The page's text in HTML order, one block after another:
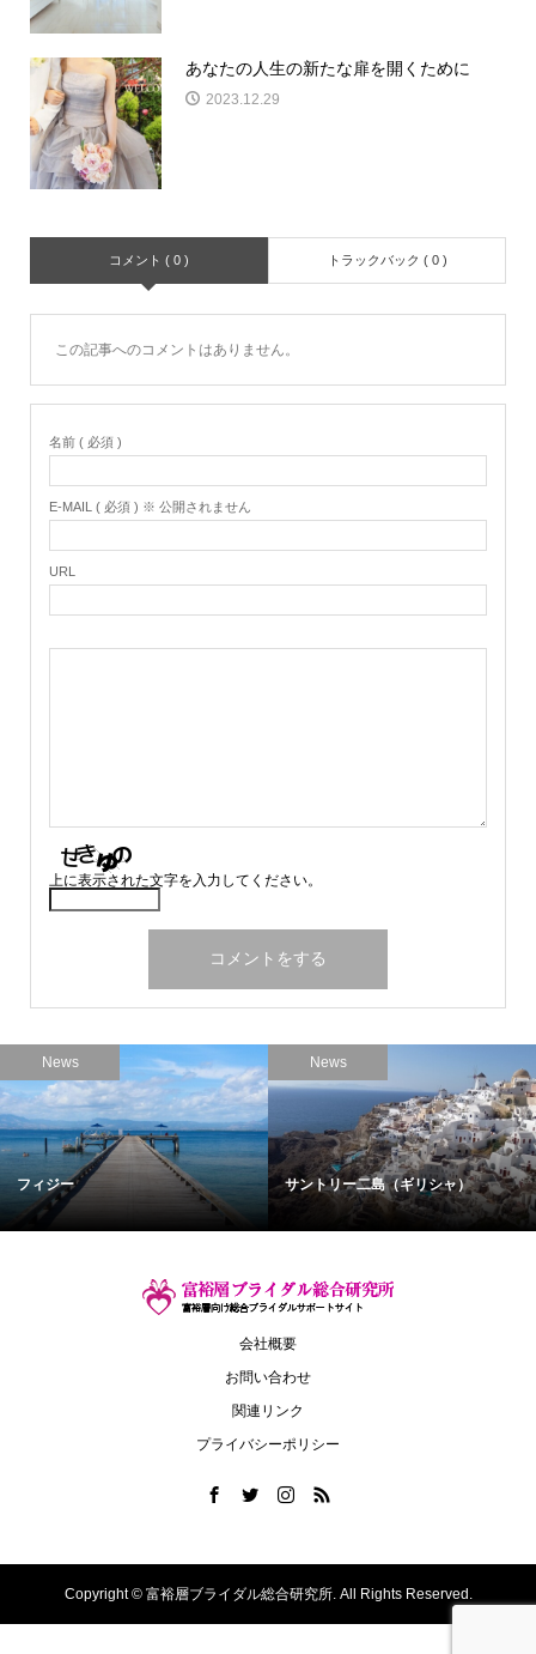
あなたの人生の新たな扉を開くために
2023.12.29
コメント ( 0 ) トラックバック ( 0 )
この記事へのコメントはありません。
名前 ( 必須 )
E-MAIL ( 必須 ) ※ 公開されません
URL
上に表示された文字を入力してください。
News
フィジー
News
サントリー二島（ギリシャ）
会社概要
お問い合わせ
関連リンク
プライバシーポリシー
Copyright ©富裕層ブライダル総合研究所. All Rights Reserved.